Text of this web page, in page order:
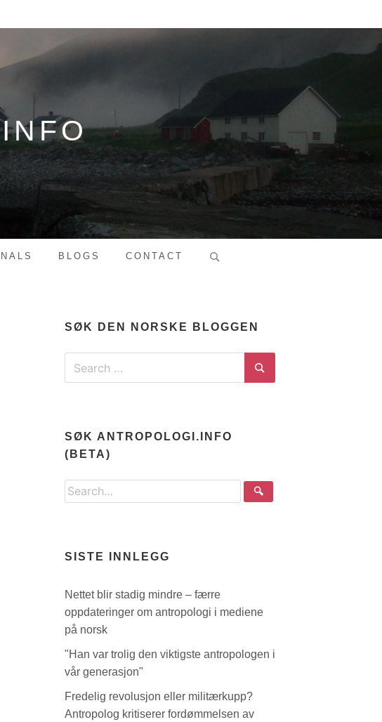
BLOGS CONTACT
SØK DEN NORSKE BLOGGEN
Search
SØK ANTROPOLOGI.INFO
(BETA)
Search
the
🔍
SISTE INNLEGG
Nettet blir stadig mindre – færre
oppdateringer om antropologi i mediene
på norsk
"Han var trolig den viktigste antropologen i
vår generasjon"
Fredelig revolusjon eller militærkupp?
Antropolog kritiserer fordømmelsen av